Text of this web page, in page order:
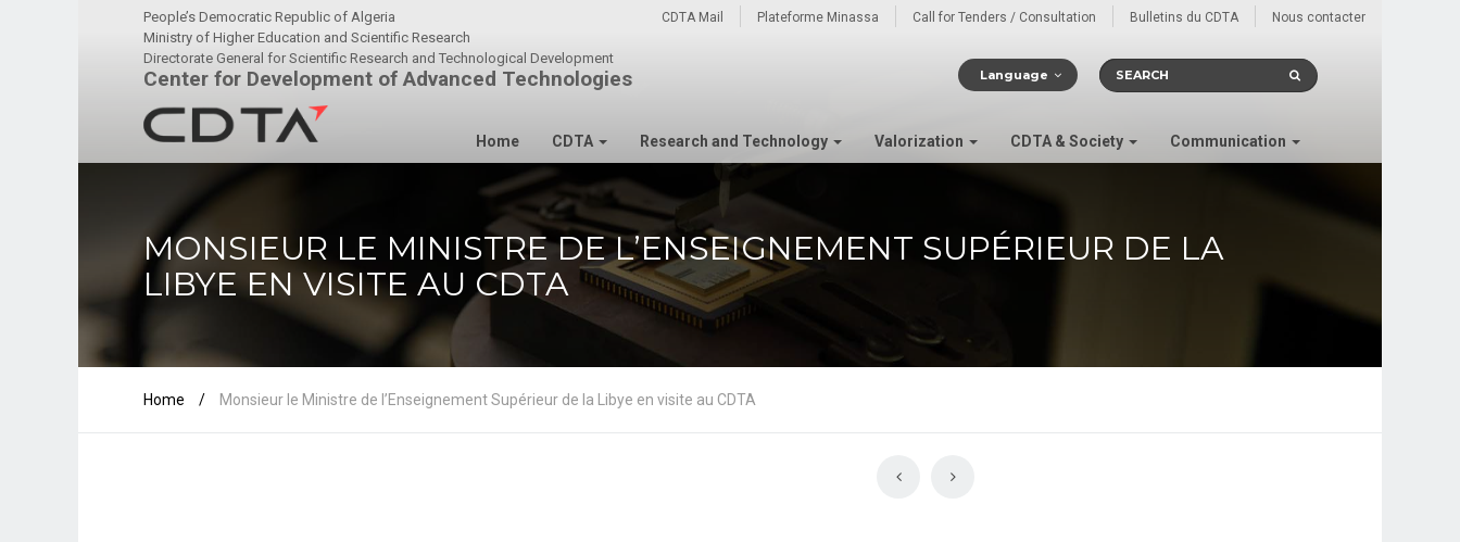
Nous contacter
Bulletins du CDTA
Call for Tenders / Consultation
Plateforme Minassa
CDTA Mail
Language
People’s Democratic Republic of Algeria
Ministry of Higher Education and Scientific Research
Directorate General for Scientific Research and Technological Development
Center for Development of Advanced Technologies
Home CDTA Research and Technology Valorization CDTA & Society Communication
MONSIEUR LE MINISTRE DE L’ENSEIGNEMENT SUPÉRIEUR DE LA
LIBYE EN VISITE AU CDTA
Home / Monsieur le Ministre de l’Enseignement Supérieur de la Libye en visite au CDTA